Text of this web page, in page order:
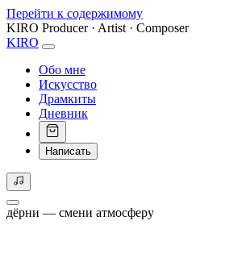
Перейти к содержимому
KIRO Producer · Artist · Composer
KIRO
Обо мне
Искусство
Драмкиты
Дневник
Написать
дёрни — смени атмосферу